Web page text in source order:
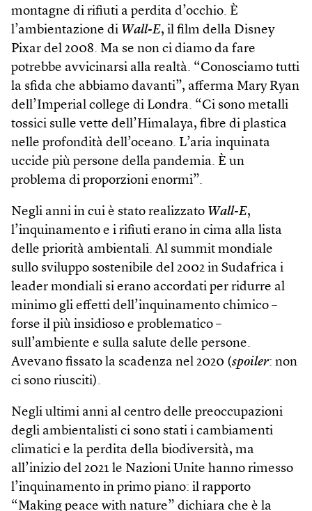
montagne di rifiuti a perdita d’occhio. È
l’ambientazione di Wall-E, il film della Disney
Pixar del 2008. Ma se non ci diamo da fare
potrebbe avvicinarsi alla realtà. “Conosciamo tutti
la sfida che abbiamo davanti”, afferma Mary Ryan
dell’Imperial college di Londra. “Ci sono metalli
tossici sulle vette dell’Himalaya, fibre di plastica
nelle profondità dell’oceano. L’aria inquinata
uccide più persone della pandemia. È un
problema di proporzioni enormi”.
Negli anni in cui è stato realizzato Wall-E,
l’inquinamento e i rifiuti erano in cima alla lista
delle priorità ambientali. Al summit mondiale
sullo sviluppo sostenibile del 2002 in Sudafrica i
leader mondiali si erano accordati per ridurre al
minimo gli effetti dell’inquinamento chimico –
forse il più insidioso e problematico –
sull’ambiente e sulla salute delle persone.
Avevano fissato la scadenza nel 2020 (spoiler: non
ci sono riusciti).
Negli ultimi anni al centro delle preoccupazioni
degli ambientalisti ci sono stati i cambiamenti
climatici e la perdita della biodiversità, ma
all’inizio del 2021 le Nazioni Unite hanno rimesso
l’inquinamento in primo piano: il rapporto
“Making peace with nature” dichiara che è la